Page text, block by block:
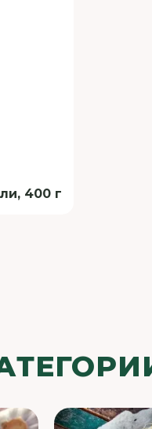
400 г